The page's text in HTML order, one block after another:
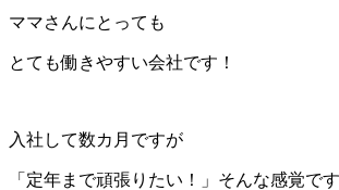
ママさんにとっても
とても働きやすい会社です！
入社して数カ月ですが
「定年まで頑張りたい！」そんな感覚です